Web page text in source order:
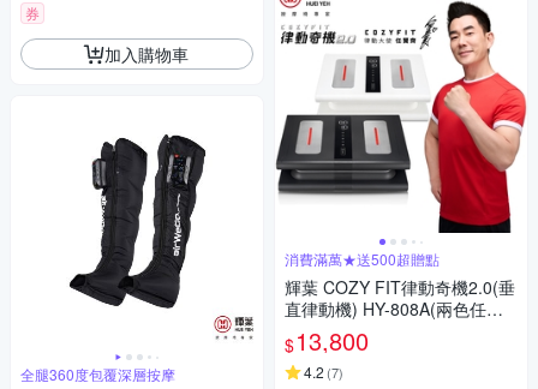
券
加入購物車
全腿360度包覆深層按摩
消費滿萬★送500超贈點
輝葉 COZY FIT律動奇機2.0(垂
直律動機) HY-808A(兩色任選)
重力黑/引力白
$13,800
4.2 (7)